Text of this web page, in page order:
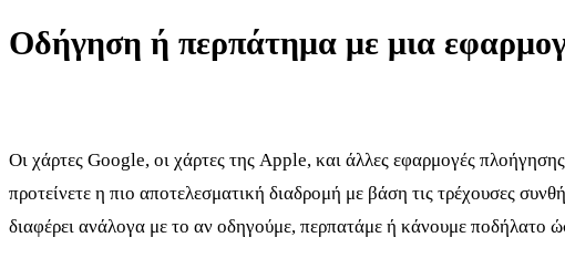
Οδήγηση ή περπάτημα με μια
Οι χάρτες Google, οι χάρτες της Apple, και άλλες εφαρμογές
προτείνετε η πιο αποτελεσματική διαδρομή με βάση τις τρέχουσες
διαφέρει ανάλογα με το αν οδηγούμε, περπατάμε ή κάνουμε ποδήλατο